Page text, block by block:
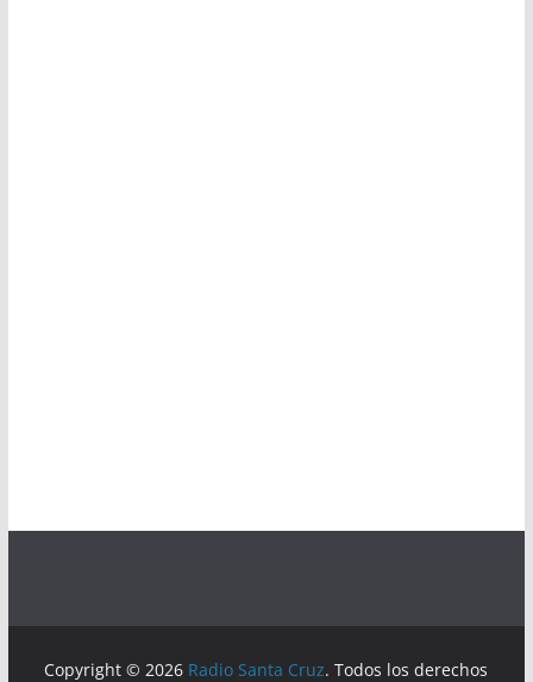
Copyright © 2026 Radio Santa Cruz. Todos los derechos